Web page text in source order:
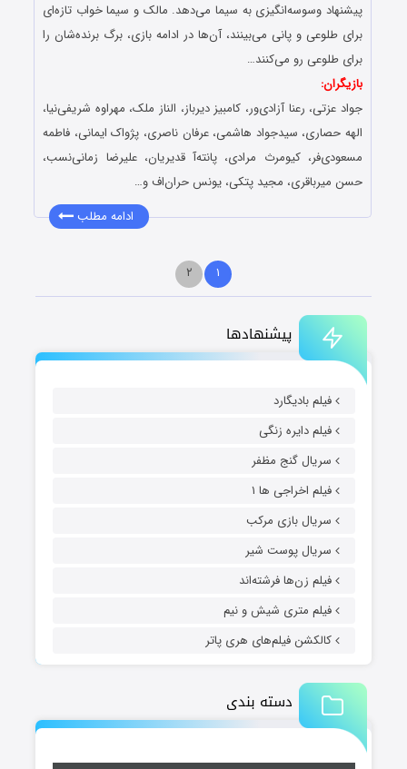
پیشنهادها
فیلم بادیگارد
فیلم دایره زنگی
سریال گنج مظفر
فیلم اخراجی ها ۱
سریال بازی مرکب
سریال پوست شیر
فیلم زن‌ها فرشته‌اند
فیلم متری شیش و نیم
کالکشن فیلم‌های هری پاتر
دسته بندی
پیشنهاد وسوسه‌انگیزی به سیما می‌دهد. مالک و‌ سیما خواب تازه‌ای
برای طلوعی و پانی می‌بینند، آن‌ها در ادامه‌‌ بازی، برگ برنده‌‌‌‌‌‌‌شان را
برای طلوعی رو می‌کنند…
بازیگران:
جواد عزتی، رعنا آزادی‌ور، کامبیز دیرباز، الناز ملک، مهراوه شریفی‌نیا،
الهه حصاری، سیدجواد هاشمی، عرفان ناصری، پژواک ایمانی، فاطمه
مسعودی‌فر، کیومرث مرادی، پانته‌آ قدیریان، علیرضا زمانی‌نسب،
حسن میرباقری، مجید پتکی، یونس حران‌اف و…
ادامه مطلب
۱ ۲